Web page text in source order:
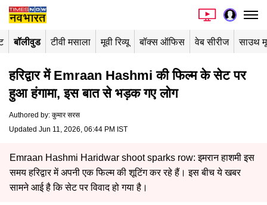
बॉलीवुड टीवी मसाला मूवी रिव्यू बॉक्स ऑफिस वेब सीरीज साउथ
हरिद्वार में Emraan Hashmi की फिल्म के सेट पर
हुआ हंगामा, इस बात से भड़क गए लोग
Authored by: कुमार सरस
Updated Jun 11, 2026, 06:44 PM IST
Emraan Hashmi Haridwar shoot sparks row: इमरान हाशमी इस
समय हरिद्वार में अपनी एक फिल्म की शूटिंग कर रहे हैं। इस बीच ये खबर
सामने आई है कि सेट पर विवाद हो गया है।